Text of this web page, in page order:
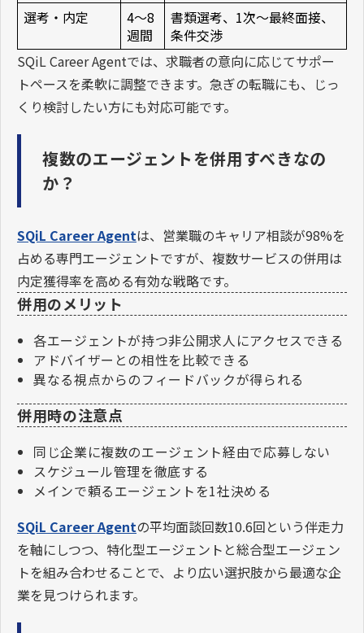
選考・内定
4〜8
週間
書類選考、1次〜最終面接、
条件交渉
SQiL Career Agentでは、求職者の意向に応じてサポー
トペースを柔軟に調整できます。急ぎの転職にも、じっ
くり検討したい方にも対応可能です。
複数のエージェントを併用すべきなの
か？
SQiL Career Agentは、営業職のキャリア相談が98%を
占める専門エージェントですが、複数サービスの併用は
内定獲得率を高める有効な戦略です。
併用のメリット
各エージェントが持つ非公開求人にアクセスできる
アドバイザーとの相性を比較できる
異なる視点からのフィードバックが得られる
併用時の注意点
同じ企業に複数のエージェント経由で応募しない
スケジュール管理を徹底する
メインで頼るエージェントを1社決める
SQiL Career Agentの平均面談回数10.6回という伴走力
を軸にしつつ、特化型エージェントと総合型エージェン
トを組み合わせることで、より広い選択肢から最適な企
業を見つけられます。